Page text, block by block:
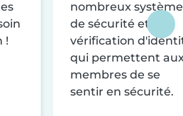
!
nombreux
de sécurité et de
vérification
qui permettent
membres de se
sentir en sécurité.